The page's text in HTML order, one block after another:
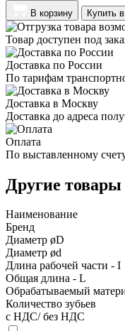
В корзину Купить
Товар доступен под
Доставка по России
По тарифам
Доставка в Москву
Доставка до адреса
Оплата
По выставленному
Другие
Наименование
Бренд
Диаметр øD
Диаметр ød
Длина рабочей части - I
Общая длина - L
Обрабатываемый
Количество зубьев
с НДС/ без НДС